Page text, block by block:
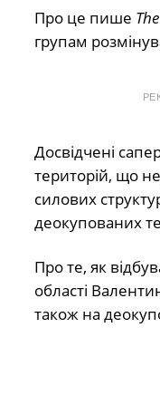
Про це пише
групам
Досвідчені
територій, що
силових
деокупованих
Про те, як
області
також на